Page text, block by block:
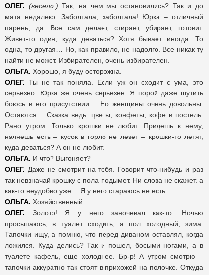
ОЛЕГ. (весело.) Так, на чем мы остановились? Так и до
мата недалеко. Заболтала, заболтала! Юрка – отличный
парень, да. Все сам делает, стирает, убирает, готовит.
Живет-то один, куда деваться? Хотя бывает иногда. То
одна, то другая… Но, как правило, не надолго. Все никак ту
найти не может. Избирателен, очень избирателен.
ОЛЬГА. Хорошо, я буду осторожна.
ОЛЕГ. Ты не так поняла. Если уж он сходит с ума, это
серьезно. Юрка же очень серьезен. Я порой даже шутить
боюсь в его присутствии… Но женщины очень довольны.
Остаются… Сказка ведь: цветы, конфеты, кофе в постель.
Рано утром. Только крошки не любит. Придешь к нему,
начнешь есть – кусок в горло не лезет – крошки-то летят,
куда деваться? А он не любит.
ОЛЬГА. И что? Выгоняет?
ОЛЕГ. Даже не смотрит на тебя. Говорит что-нибудь и раз
так невзначай крошку с пола подымет. Ни слова не скажет, а
как-то неудобно уже… Я у него стараюсь не есть.
ОЛЬГА. Хозяйственный.
ОЛЕГ. Золото! Я у него заночевал как-то. Ночью
просыпаюсь, в туалет сходить, а пол холодный, зима.
Тапочки ищу, а помню, что перед диваном оставлял, когда
ложился. Куда делись? Так и пошел, босыми ногами, а в
туалете кафель, еще холоднее. Бр-р! А утром смотрю –
тапочки аккуратно так стоят в прихожей на полочке. Откуда